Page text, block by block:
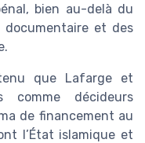
bien au-delà du
et des
que Lafarge et
comme décideurs
de financement au
l’État islamique et